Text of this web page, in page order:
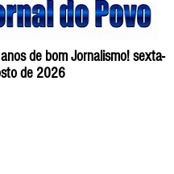
de bom Jornalismo! sexta-
de 2026